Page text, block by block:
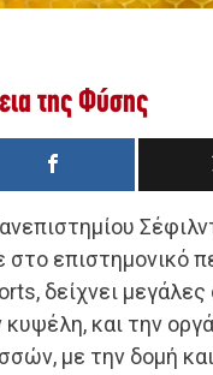
της Φύσης
στο επιστημονικό
δείχνει μεγάλες
κυψέλη, και την
με την δομή